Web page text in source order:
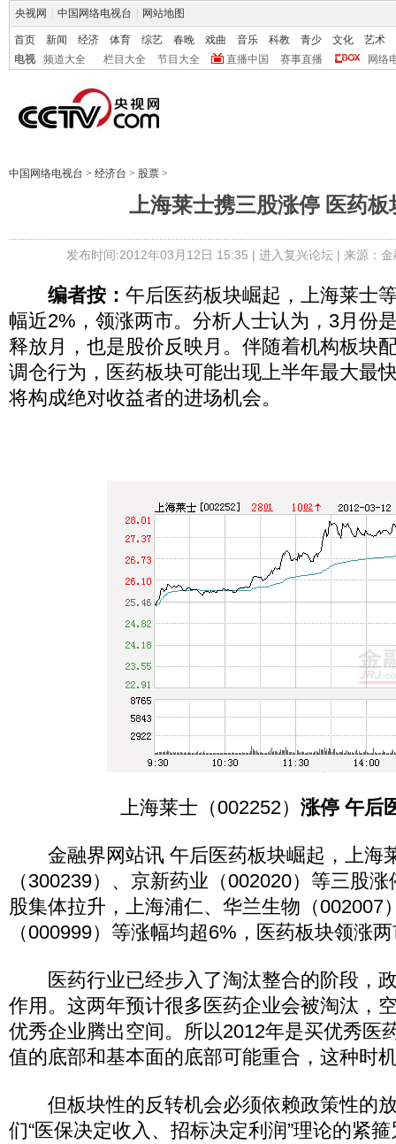
央视网 中国网络电视台 网站地图
首页 新闻 经济 体育 综艺 春晚 戏曲 音乐 科教 青少 文化
艺术
电视
频道大全 栏目大全 节目大全 直播中国 赛事直播 网络
中国网络电视台 > 经济台 > 股票 >
上海莱士携三股涨停 医药板
发布时间:2012年03月12日 15:35 | 进入复兴论坛| 来源：
编者按： 午后医药板块崛起，上海莱士
幅近2%，领涨两市。分析人士认为，3月份
释放月，也是股价反映月。伴随着机构板块
调仓行为，医药板块可能出现上半年最大最
将构成绝对收益者的进场机会。
上海莱士（002252） 涨停 午后
金融界网站讯 午后医药板块崛起，上海
（300239）、京新药业（002020）等三股
股集体拉升，上海浦仁、华兰生物（002007
（000999）等涨幅均超6%，医药板块领涨
医药行业已经步入了淘汰整合的阶段，
作用。这两年预计很多医药企业会被淘汰，
优秀企业腾出空间。所以2012年是买优秀医
值的底部和基本面的底部可能重合，这种时
但板块性的反转机会必须依赖政策性的
们“医保决定收入、招标决定利润”理论的紧